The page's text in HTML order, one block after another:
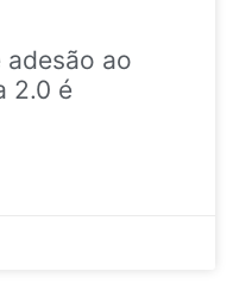
adesão ao
2.0 é